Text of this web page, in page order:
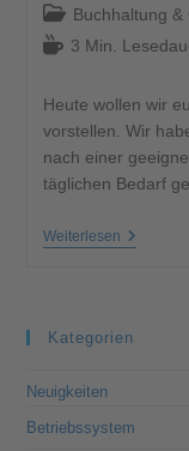
Buchhaltung &
3 Min.
Heute wollen wir
vorstellen. Wir
nach einer
täglichen Bedarf
Weiterlesen
Kategorien
Neuigkeiten
Betriebssystem